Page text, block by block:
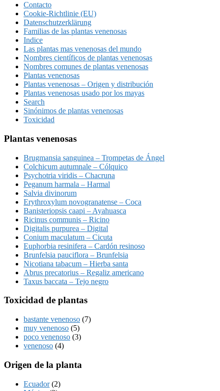
Contacto
Cookie-Richtlinie (EU)
Datenschutzerklärung
Familias de las plantas venenosas
Indice
Las plantas mas venenosas del mundo
Nombres científicos de plantas venenosas
Nombres comunes de plantas venenosas
Plantas venenosas
Plantas venenosas – Origen y distribución
Plantas venenosas usado por los mayas
Search
Sinónimos de plantas venenosas
Toxicidad
Plantas venenosas
Brugmansia sanguinea – Trompetas de Ángel
Colchicum autumnale – Cólquico
Psychotria viridis – Chacruna
Peganum harmala – Harmal
Salvia divinorum
Erythroxylum novogranatense – Coca
Banisteriopsis caapi – Ayahuasca
Ricinus communis – Ricino
Digitalis purpurea – Digital
Conium maculatum – Cicuta
Euphorbia resinifera – Cardón resinoso
Brunfelsia pauciflora – Brunfelsia
Nicotiana tabacum – Hierba santa
Abrus precatorius – Regaliz americano
Taxus baccata – Tejo negro
Toxicidad de plantas
bastante venenoso (7)
muy venenoso (5)
poco venenoso (3)
venenoso (4)
Origen de la planta
Ecuador(2)